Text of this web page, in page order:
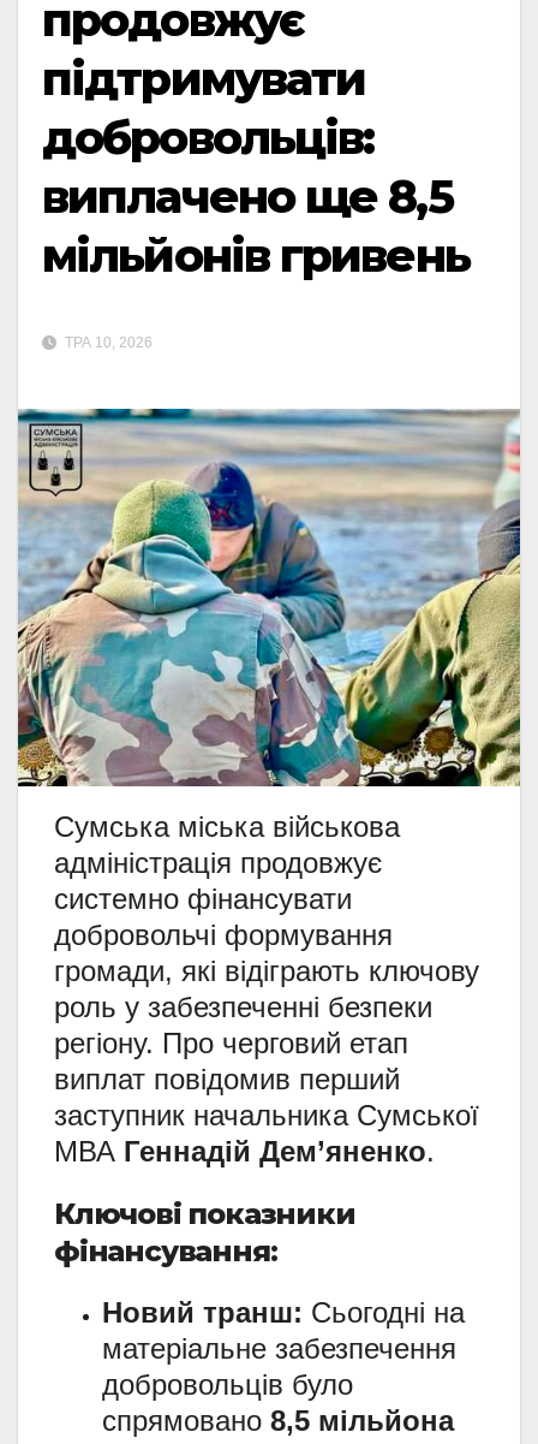
продовжує
підтримувати
добровольців:
виплачено ще 8,5
мільйонів гривень
ТРА 10, 2026
Сумська міська військова
адміністрація продовжує
системно фінансувати
добровольчі формування
громади, які відіграють ключову
роль у забезпеченні безпеки
регіону. Про черговий етап
виплат повідомив перший
заступник начальника Сумської
МВА Геннадій Дем’яненко.
Ключові показники
фінансування:
Новий транш: Сьогодні на
матеріальне забезпечення
добровольців було
спрямовано 8,5 мільйона